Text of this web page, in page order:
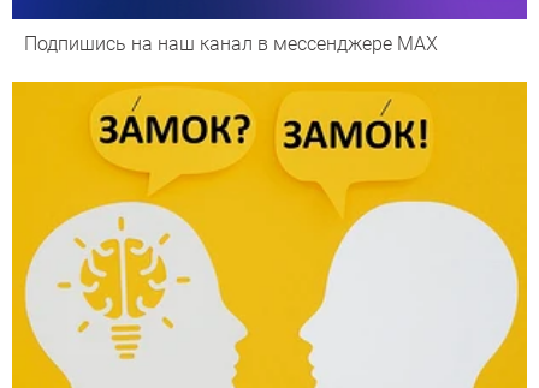
Подпишись на наш канал в мессенджере МАХ